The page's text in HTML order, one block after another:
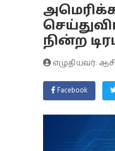
நின்ற
எழுதியவர்:
Facebook